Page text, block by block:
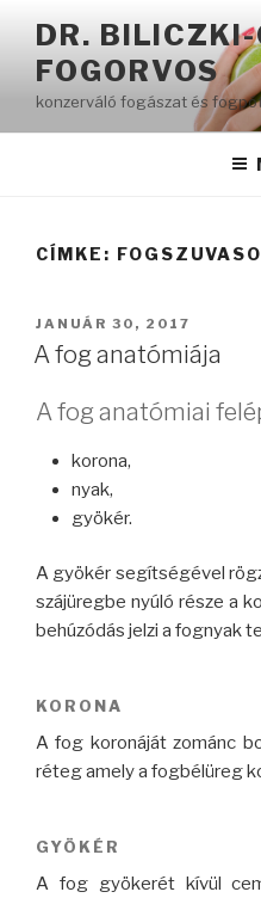
DR.
FOGORVOS
konzerváló fogászat és
CÍMKE:
BEKÜLDVE:
JANUÁR 30, 2017
A fog anatómiája
A fog anatómiai
korona,
nyak,
gyökér.
A gyökér segítségével
szájüregbe nyúló része a
behúzódás jelzi a fognyak
KORONA
A fog koronáját zománc
réteg amely a fogbélüreg
GYÖKÉR
A fog gyökerét kívül